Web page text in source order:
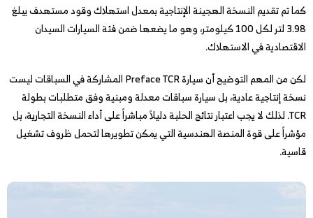
كما تم تقديم النسخة الهجينة الإنتاجية بمعدل استهلاك وقود مستهدف يبلغ
3.98 لتر لكل 100 كيلومتر، وهو ما يضعها ضمن فئة السيارات السيدان
الاقتصادية في الاستهلاك.
لكن من المهم التوضيح أن سيارة Preface TCR المشاركة في السباقات ليست
نسخة إنتاجية عادية، بل سيارة سباقات معدلة ومبنية وفق متطلبات بطولة
TCR. لذلك لا يجب اعتبار نتائج الحلبة دليلاً مباشراً على أداء النسخة التجارية، بل
مؤشراً على قوة المنصة الهندسية التي يمكن تطويرها لتحمل ظروف تشغيل
قاسية.